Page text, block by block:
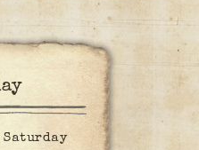
Saturday